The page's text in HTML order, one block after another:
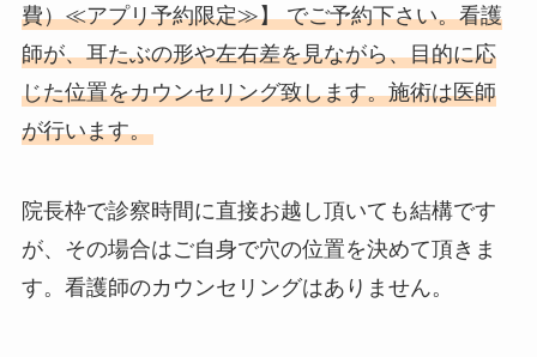
費）≪アプリ予約限定≫】 でご予約下さい。看護
師が、耳たぶの形や左右差を見ながら、目的に応
じた位置をカウンセリング致します。施術は医師
が行います。
院長枠で診察時間に直接お越し頂いても結構です
が、その場合はご自身で穴の位置を決めて頂きま
す。看護師のカウンセリングはありません。